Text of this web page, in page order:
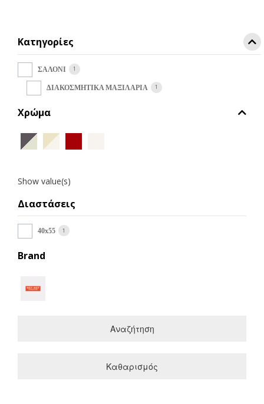
μπορούν
επιλεγούν
στη
Κατηγορίες
ΣΑΛΟΝΙ 1
ΔΙΑΚΟΣΜΗΤΙΚΑ ΜΑΞΙΛΑΡΙΑ 1
Χρώμα
Show value(s)
Διαστάσεις
40x55 1
Brand
Αναζήτηση
Καθαρισμός